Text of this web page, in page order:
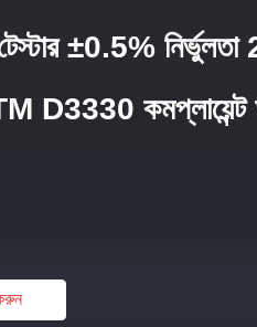
±0.5% নির্ভুলতা
D3330 কমপ্লায়েন্ট